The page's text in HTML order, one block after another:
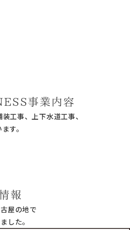
事業内容
工事、上下水道工事、
す。
報
屋の地で
した。